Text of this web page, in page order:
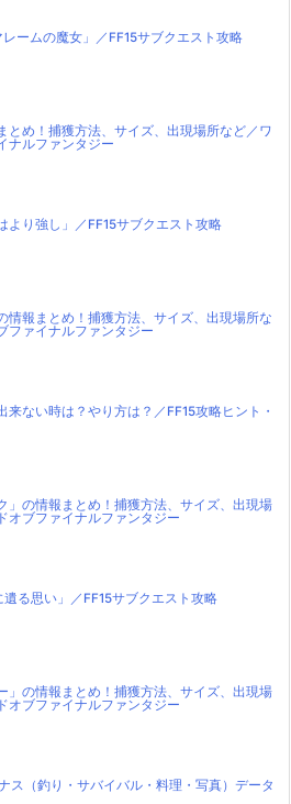
ームの魔女」／FF15サブクエスト攻略
とめ！捕獲方法、サイズ、出現場所など／ワ
ナルファンタジー
より強し」／FF15サブクエスト攻略
情報まとめ！捕獲方法、サイズ、出現場所な
ファイナルファンタジー
来ない時は？やり方は？／FF15攻略ヒント・
」の情報まとめ！捕獲方法、サイズ、出現場
オブファイナルファンタジー
る思い」／FF15サブクエスト攻略
」の情報まとめ！捕獲方法、サイズ、出現場
オブファイナルファンタジー
ス（釣り・サバイバル・料理・写真）データ